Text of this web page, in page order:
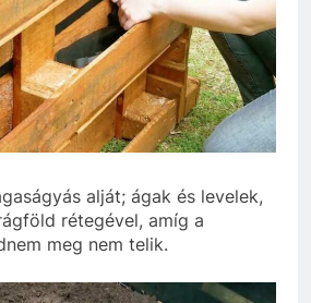
alját; ágak és levelek,
rétegével, amíg a
meg nem telik.